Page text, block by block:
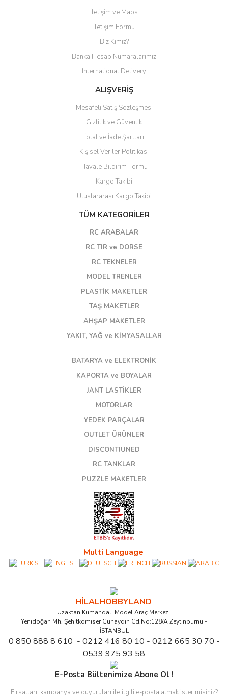
Yorum Yaz
İletişim ve Maps
İletişim Formu
Biz Kimiz?
Banka Hesap Numaralarımız
International Delivery
ALIŞVERİŞ
Mesafeli Satış Sözleşmesi
Gizlilik ve Güvenlik
İptal ve İade Şartları
Kişisel Veriler Politikası
Havale Bildirim Formu
Kargo Takibi
Uluslararası Kargo Takibi
TÜM KATEGORİLER
RC ARABALAR
RC TIR ve DORSE
RC TEKNELER
MODEL TRENLER
PLASTİK MAKETLER
TAŞ MAKETLER
AHŞAP MAKETLER
YAKIT, YAĞ ve KİMYASALLAR
BATARYA ve ELEKTRONİK
KAPORTA ve BOYALAR
JANT LASTİKLER
MOTORLAR
YEDEK PARÇALAR
OUTLET ÜRÜNLER
DISCONTIUNED
RC TANKLAR
PUZZLE MAKETLER
Multi Language
HİLALHOBBYLAND
Uzaktan Kumandalı Model Araç Merkezi
Yenidoğan Mh. Şehitkomiser Günaydın Cd.No:128/A Zeytinburnu -
İSTANBUL
0 850 888 8 610 - 0212 416 80 10 - 0212 665 30 70 -
0539 975 93 58
E-Posta Bültenimize Abone Ol !
Fırsatları, kampanya ve duyuruları ile ilgili e-posta almak ister misiniz?